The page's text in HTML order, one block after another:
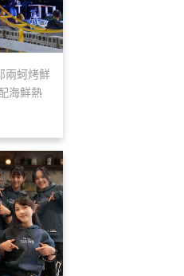
兩蚵烤鮮
海鮮熱